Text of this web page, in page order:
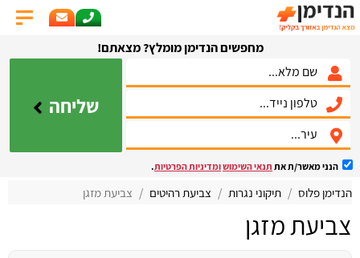
מחפשים הנדימן מומלץ? מצאתם!
שליחה
הנני מאשר/ת את תנאי השימושומדיניות הפרטיות.
הנדימן פלוס תיקוני נגרות צביעת רהיטים צביעת מזגן
צביעת מזגן